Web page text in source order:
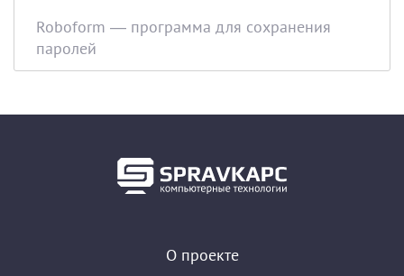
Roboform — программа для сохранения
паролей
О проекте